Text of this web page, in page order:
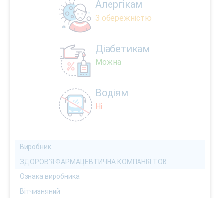
Алергікам
З обережністю
Діабетикам
Можна
Водіям
Ні
Виробник
ЗДОРОВ'Я ФАРМАЦЕВТИЧНА КОМПАНІЯ ТОВ
Ознака виробника
Вітчизняний